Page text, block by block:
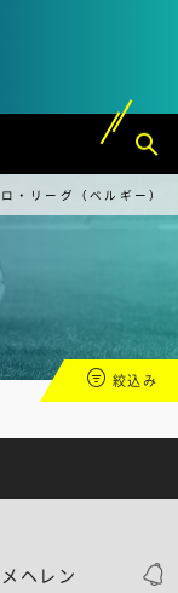
・リーグ（ベルギー）
絞込み
ヘレン